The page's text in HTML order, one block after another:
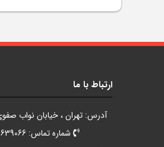
ارتباط با ما
آدرس: تهران ، خيابان نواب
شماره تماس: 09101639066